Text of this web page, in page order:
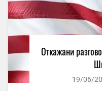
Откажани
19/06/